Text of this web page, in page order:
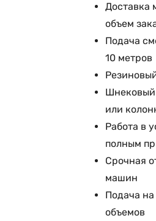
Доставка
объем
Подача
10 метров
Шнековый
или
Работа в
полным
Срочная
машин
Подача
объемов